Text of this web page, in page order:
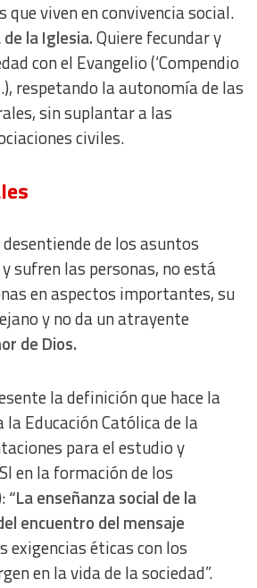
que viven en convivencia social.
la Iglesia.Quiere fecundar y
con el Evangelio (‘Compendio
respetando la autonomía de las
sin suplantar a las
civiles.
de los asuntos
sufren las personas, no está
en aspectos importantes, su
y no da un atrayente
de Dios.
la definición que hace la
la Educación Católica de la
para el estudio y
en la formación de los
“La enseñanza social de la
encuentro del mensaje
exigencias éticas con los
en la vida de la sociedad”.